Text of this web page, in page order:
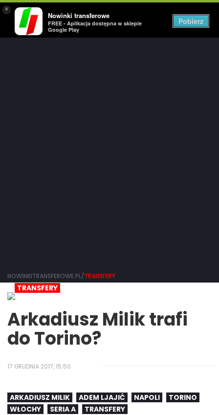
×
Nowinki transferowe
FREE - Aplikacja dostępna w sklepie
Google Play
Pobierz
NOWINKITRANSFEROWE.PL/TRANSFERY
TRANSFERY
Arkadiusz Milik trafi
do Torino?
17 GRUDNIA 2017, 15:50
ARKADIUSZ MILIK ADEM LJAJIĆ NAPOLI
TORINO
WŁOCHY
SERIA A TRANSFERY